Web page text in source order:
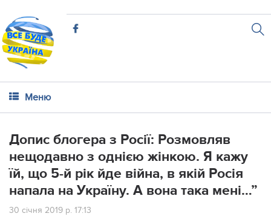
Меню
Допис блогера з Росії: Розмовляв
нещодавно з однією жінкою. Я кажу
їй, що 5-й рік йде війна, в якій Росія
напала на Україну. А вона така мені…”
30 січня 2019 р. 17:13